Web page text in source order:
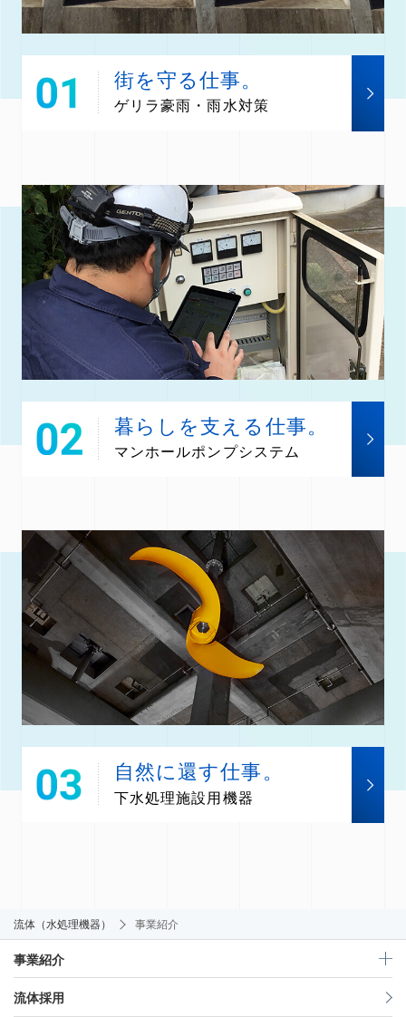
街を守る仕事。
ゲリラ豪雨・雨水対策
暮らしを支える仕事。
マンホールポンプシステム
自然に還す仕事。
下水処理施設用機器
流体（水処理機器） 事業紹介
事業紹介
流体採用